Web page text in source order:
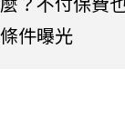
件曝光